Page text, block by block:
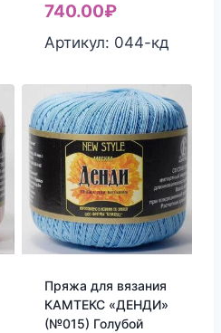
740.00₽
Артикул: 044-кд
Пряжа для вязания
КАМТЕКС «ДЕНДИ»
(№015) Голубой